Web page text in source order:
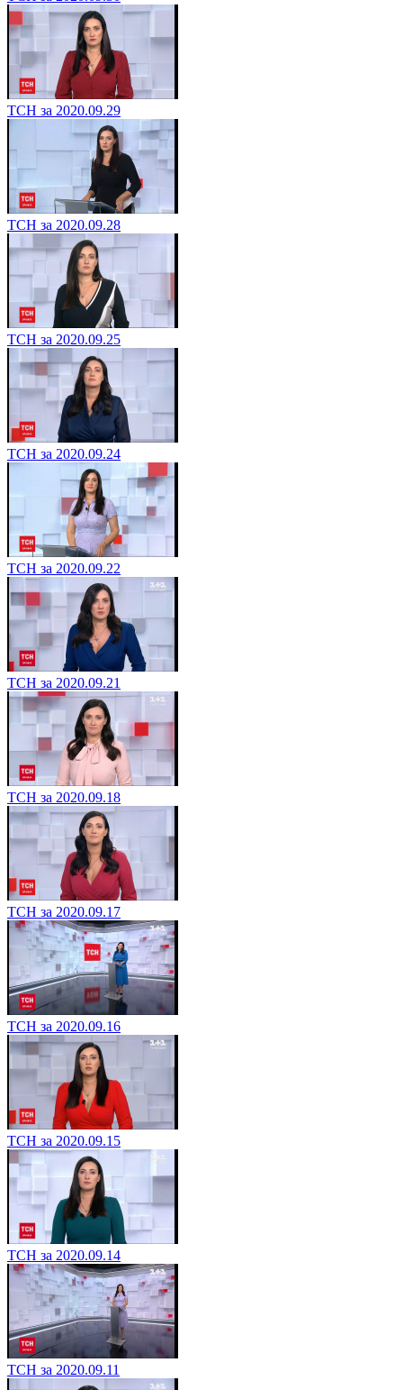
ТСН за 2020.09.29
ТСН за 2020.09.28
ТСН за 2020.09.25
ТСН за 2020.09.24
ТСН за 2020.09.22
ТСН за 2020.09.21
ТСН за 2020.09.18
ТСН за 2020.09.17
ТСН за 2020.09.16
ТСН за 2020.09.15
ТСН за 2020.09.14
ТСН за 2020.09.11